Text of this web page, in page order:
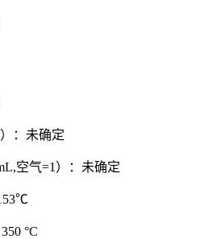
：未确定
空气=1）：未确定
°C